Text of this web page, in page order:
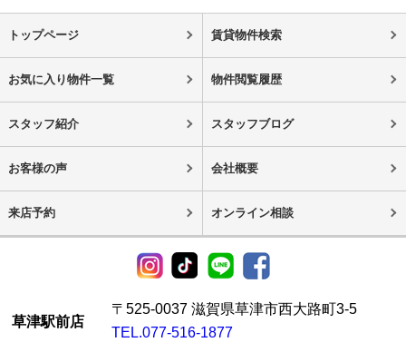
トップページ 賃貸物件検索
お気に入り物件一覧 物件閲覧履歴
スタッフ紹介 スタッフブログ
お客様の声 会社概要
来店予約 オンライン相談
草津駅前店
〒525-0037 滋賀県草津市西大路町3-5
TEL.077-516-1877